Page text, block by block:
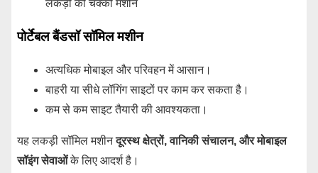
लकड़ी की चक्की मशीन
पोर्टेबल बैंडसॉ सॉमिल मशीन
अत्यधिक मोबाइल और परिवहन में आसान।
बाहरी या सीधे लॉगिंग साइटों पर काम कर सकता है।
कम से कम साइट तैयारी की आवश्यकता।
यह लकड़ी सॉमिल मशीनदूरस्थ क्षेत्रों, वानिकी संचालन, और मोबाइल
सॉइंग सेवाओंके लिए आदर्श है।